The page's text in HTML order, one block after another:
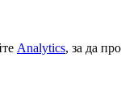
Analytics, за да